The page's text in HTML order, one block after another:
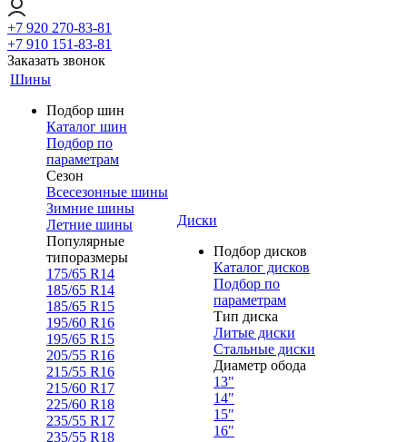
+7 920 270-83-81
+7 910 151-83-81
Заказать звонок
Шины
Подбор шин
Каталог шин
Подбор по
параметрам
Сезон
Всесезонные шины
Зимние шины
Летние шины
Популярные
типоразмеры
175/65 R14
185/65 R14
185/65 R15
195/60 R16
195/65 R15
205/55 R16
215/55 R16
215/60 R17
225/60 R18
235/55 R17
235/55 R18
Диски
Подбор дисков
Каталог дисков
Подбор по
параметрам
Тип диска
Литые диски
Стальные диски
Диаметр обода
13"
14"
15"
16"